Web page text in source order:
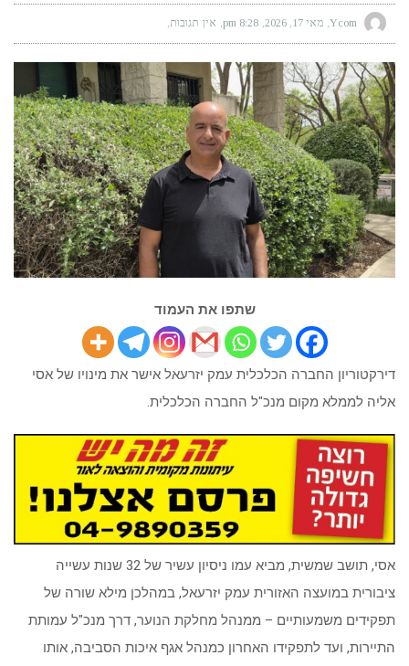
Ycom מאי 17, 2026 8:28 pm אין תגובות
שתפו את העמוד
דירקטוריון החברה הכלכלית עמק יזרעאל אישר את מינויו של אסי
אליה לממלא מקום מנכ"ל החברה הכלכלית.
אסי, תושב שמשית, מביא עמו ניסיון עשיר של 32 שנות עשייה
ציבורית במועצה האזורית עמק יזרעאל, במהלכן מילא שורה של
תפקידים משמעותיים – ממנהל מחלקת הנוער, דרך מנכ"ל עמותת
התיירות, ועד לתפקידו האחרון כמנהל אגף איכות הסביבה, אותו